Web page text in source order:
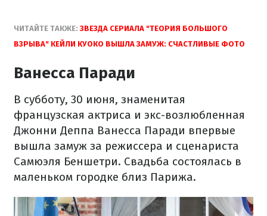
ЧИТАЙТЕ ТАКЖЕ:ЗВЕЗДА СЕРИАЛА "ТЕОРИЯ БОЛЬШОГО
ВЗРЫВА" КЕЙЛИ КУОКО ВЫШЛА ЗАМУЖ: СЧАСТЛИВЫЕ ФОТО
Ванесса Паради
В субботу, 30 июня, знаменитая
французская актриса и экс-возлюбленная
Джонни Деппа Ванесса Паради впервые
вышла замуж за режиссера и сценариста
Самюэля Беншетри. Свадьба состоялась в
маленьком городке близ Парижа.